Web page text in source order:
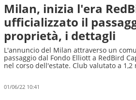
Milan, inizia l'era
ufficializzato il
proprietà, i dettagli
L'annuncio del Milan attraverso un
passaggio dal Fondo Elliott a RedBird
nel corso dell'estate. Club valutato a
01/06/22 10:41